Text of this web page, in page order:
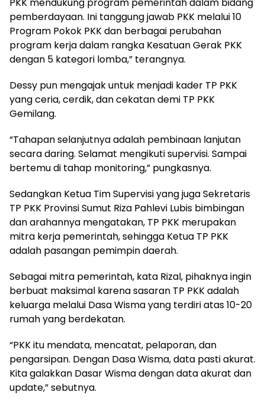
pemberdayaan. Ini tanggung jawab PKK melalui 10
Program Pokok PKK dan berbagai perubahan
program kerja dalam rangka Kesatuan Gerak PKK
dengan 5 kategori lomba,” terangnya.
Dessy pun mengajak untuk menjadi kader TP PKK
yang ceria, cerdik, dan cekatan demi TP PKK
Gemilang.
“Tahapan selanjutnya adalah pembinaan lanjutan
secara daring. Selamat mengikuti supervisi. Sampai
bertemu di tahap monitoring,” pungkasnya.
Sedangkan Ketua Tim Supervisi yang juga Sekretaris
TP PKK Provinsi Sumut Riza Pahlevi Lubis bimbingan
dan arahannya mengatakan, TP PKK merupakan
mitra kerja pemerintah, sehingga Ketua TP PKK
adalah pasangan pemimpin daerah.
Sebagai mitra pemerintah, kata Rizal, pihaknya ingin
berbuat maksimal karena sasaran TP PKK adalah
keluarga melalui Dasa Wisma yang terdiri atas 10-20
rumah yang berdekatan.
“PKK itu mendata, mencatat, pelaporan, dan
pengarsipan. Dengan Dasa Wisma, data pasti akurat.
Kita galakkan Dasar Wisma dengan data akurat dan
update,” sebutnya.